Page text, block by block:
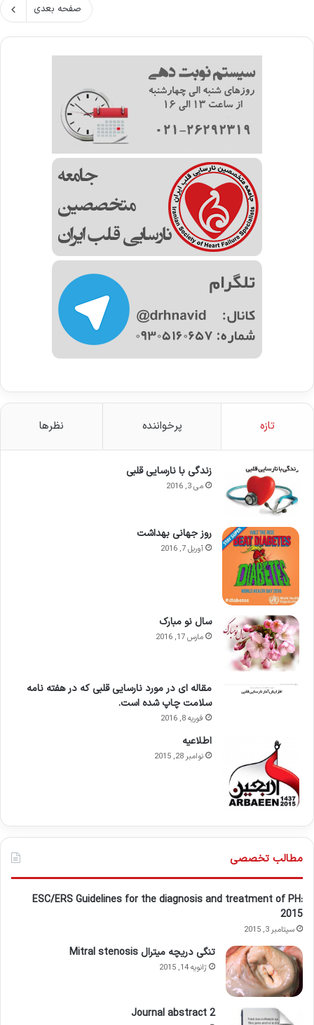
صفحه بعدی
تازه پرخواننده نظرها
زندگی با نارسایی قلبی
می 3, 2016
روز جهانی بهداشت
آوریل 7, 2016
سال نو مبارک
مارس 17, 2016
مقاله ای در مورد نارسایی قلبی که در هفته نامه
سلامت چاپ شده است.
فوریه 8, 2016
اطلاعيه
نوامبر 28, 2015
مطالب تخصصی
ESC/ERS Guidelines for the diagnosis and treatment of PH:
2015
سپتامبر 3, 2015
تنگی دریچه میترال Mitral stenosis
ژانویه 14, 2015
Journal abstract 2